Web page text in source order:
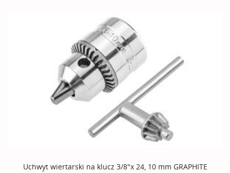
Uchwyt wiertarski na klucz 3/8"x 24, 10 mm GRAPHITE